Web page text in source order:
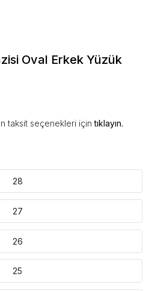
Oval Erkek Yüzük
taksit seçenekleri içintıklayın.
28
27
26
25